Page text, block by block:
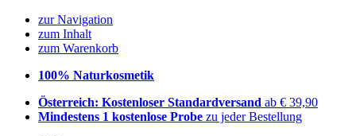
zur Navigation
zum Inhalt
zum Warenkorb
100% Naturkosmetik
Österreich: Kostenloser Standardversand ab € 39,90
Mindestens 1 kostenlose Probe zu jeder Bestellung